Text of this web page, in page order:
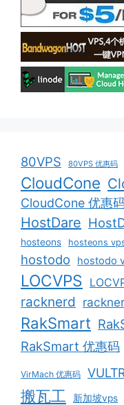
80VPS 80VPS 优惠码
CloudCone
CloudCone 优惠码
HostDare
hosteons hosteons
hostodo hostodo
LOCVPS
racknerd
RakSmart
RakSmart 优惠码
VirMach 优惠码
搬瓦工
新加坡vps